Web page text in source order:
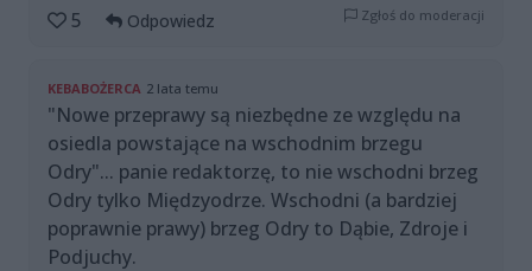
5
Odpowiedz Zgłoś do moderacji
KEBABOŻERCA 2 lata temu
"Nowe przeprawy są niezbędne ze względu na
osiedla powstające na wschodnim brzegu
Odry"... panie redaktorzę, to nie wschodni brzeg
Odry tylko Międzyodrze. Wschodni (a bardziej
poprawnie prawy) brzeg Odry to Dąbie, Zdroje i
Podjuchy.